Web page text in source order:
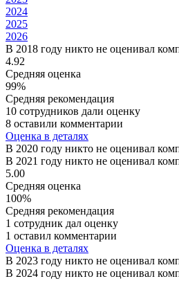
2024
2025
2026
В 2018 году никто не оценивал
4.92
Средняя оценка
99%
Средняя рекомендация
10 сотрудников дали оценку
8 оставили комментарии
Оценка в деталях
В 2020 году никто не оценивал
В 2021 году никто не оценивал
5.00
Средняя оценка
100%
Средняя рекомендация
1 сотрудник дал оценку
1 оставил комментарии
Оценка в деталях
В 2023 году никто не оценивал
В 2024 году никто не оценивал